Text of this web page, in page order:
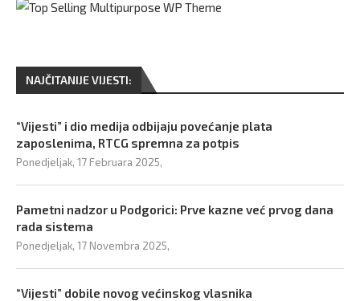
NAJČITANIJE VIJESTI:
“Vijesti” i dio medija odbijaju povećanje plata
zaposlenima, RTCG spremna za potpis
Ponedjeljak, 17 Februara 2025,
Pametni nadzor u Podgorici: Prve kazne već prvog dana
rada sistema
Ponedjeljak, 17 Novembra 2025,
“Vijesti” dobile novog većinskog vlasnika